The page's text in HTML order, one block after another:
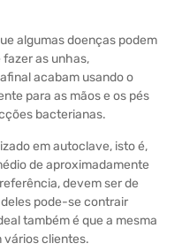
algumas doenças podem
as unhas,
acabam usando o
para as mãos e os pés
bacterianas.
em autoclave, isto é,
de aproximadamente
devem ser de
pode-se contrair
também é que a mesma
vários clientes.